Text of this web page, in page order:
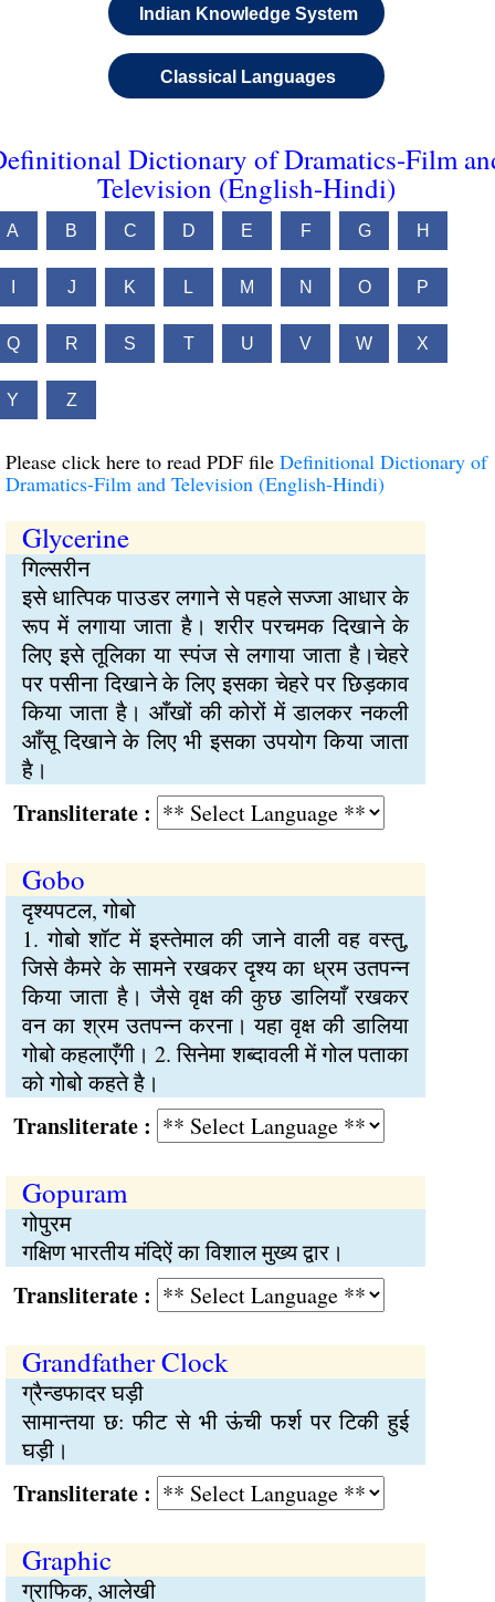
Indian Knowledge System
Classical Languages
Dictionary of Dramatics-Film
Television (English-Hindi)
A B C D E F G H
J K L M N O P
Q R S T U V W X
Y Z
Please click here to read PDF file Definitional Dictionary of
Dramatics-Film and Television (English-Hindi)
Glycerine
गिल्सरीन
इसे धात्पिक पाउडर लगाने से पहले सज्जा आधार के
रूप में लगाया जाता है। शरीर परचमक दिखाने के
लिए इसे तूलिका या स्पंज से लगाया जाता है।चेहरे
पर पसीना दिखाने के लिए इसका चेहरे पर छिड़काव
किया जाता है। आँखों की कोरों में डालकर नकली
आँसू दिखाने के लिए भी इसका उपयोग किया जाता
है।
:
Gobo
दृश्यपटल, गोबो
1. गोबो शॉट में इस्तेमाल की जाने वाली वह वस्तु,
जिसे कैमरे के सामने रखकर दृश्य का ध्रम उतपन्न
किया जाता है। जैसे वृक्ष की कुछ डालियाँ रखकर
वन का श्रम उतपन्न करना। यहा वृक्ष की डालिया
गोबो कहलाएँगी। 2. सिनेमा शब्दावली में गोल पताका
को गोबो कहते है।
:
Gopuram
गोपुरम
गक्षिण भारतीय मंदिऐं का विशाल मुख्य द्वार।
:
Grandfather Clock
ग्रैन्डफादर घड़ी
सामान्तया छ: फीट से भी ऊंची फर्श पर टिकी हुई
घड़ी।
:
Graphic
ग्राफिक, आलेखी